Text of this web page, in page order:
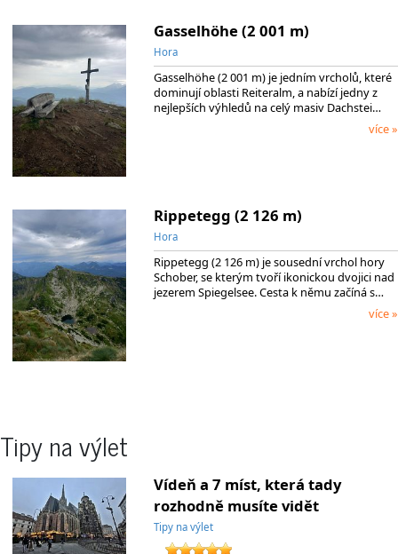
Gasselhöhe (2 001 m)
Hora
Gasselhöhe (2 001 m) je jedním vrcholů, které
dominují oblasti Reiteralm, a nabízí jedny z
nejlepších výhledů na celý masiv Dachstei…
více »
Rippetegg (2 126 m)
Hora
Rippetegg (2 126 m) je sousední vrchol hory
Schober, se kterým tvoří ikonickou dvojici nad
jezerem Spiegelsee. Cesta k němu začíná s…
více »
Tipy na výlet
Vídeň a 7 míst, která tady
rozhodně musíte vidět
Tipy na výlet